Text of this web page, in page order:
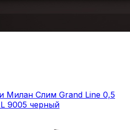
Милан Слим Grand Line 0,5
9005 черный